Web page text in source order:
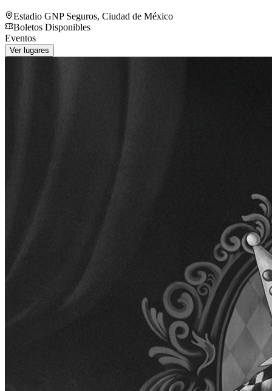
Estadio GNP Seguros, Ciudad de México
Boletos Disponibles
Eventos
Ver lugares